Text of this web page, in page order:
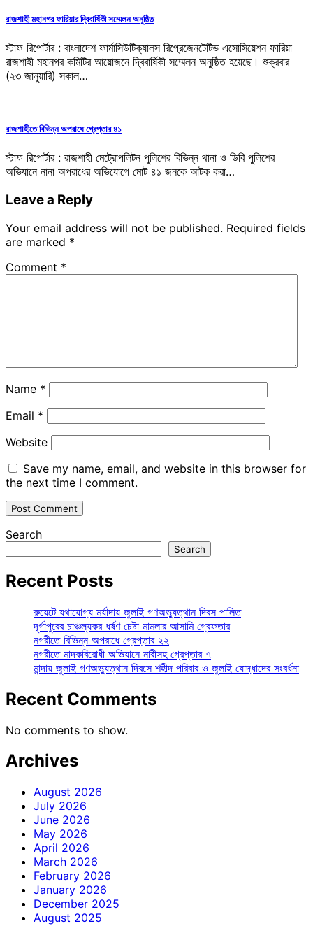
রাজশাহী মহানগর ফারিয়ার দ্বিবার্ষিকী সম্মেলন অনুষ্ঠিত
স্টাফ রিপোর্টার : বাংলাদেশ ফার্মাসিউটিক্যালস রিপ্রেজেনটেটিভ এসোসিয়েশন ফারিয়া
রাজশাহী মহানগর কমিটির আয়োজনে দ্বিবার্ষিকী সম্মেলন অনুষ্ঠিত হয়েছে। শুক্রবার
(২৩ জানুয়ারি) সকাল…
রাজশাহীতে বিভিন্ন অপরাধে গ্রেপ্তার ৪১
স্টাফ রিপোর্টার : রাজশাহী মেট্রোপলিটন পুলিশের বিভিন্ন থানা ও ডিবি পুলিশের
অভিযানে নানা অপরাধের অভিযোগে মোট ৪১ জনকে আটক করা…
Leave a Reply
Your email address will not be published. Required fields
are marked *
Comment *
Name *
Email *
Website
Save my name, email, and website in this browser for
the next time I comment.
Search
Search
Recent Posts
রুয়েটে যথাযোগ্য মর্যাদায় জুলাই গণঅভ্যুত্থান দিবস পালিত
দূর্গাপুরের চাঞ্চল্যকর ধর্ষণ চেষ্টা মামলার আসামি গ্রেফতার
নগরীতে বিভিন্ন অপরাধে গ্রেপ্তার ২২
নগরীতে মাদকবিরোধী অভিযানে নারীসহ গ্রেপ্তার ৭
মান্দায় জুলাই গণঅভ্যুত্থান দিবসে শহীদ পরিবার ও জুলাই যোদ্ধাদের সংবর্ধনা
Recent Comments
No comments to show.
Archives
August 2026
July 2026
June 2026
May 2026
April 2026
March 2026
February 2026
January 2026
December 2025
August 2025